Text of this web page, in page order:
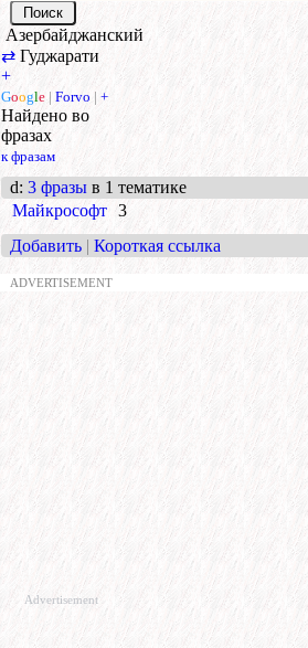
Азербайджанский
⇄ Гуджарати
+
Google | Forvo | +
Найдено во
фразах
к фразам
d: 3 фразы в 1 тематике
Майкрософт 3
Добавить | Короткая ссылка
ADVERTISEMENT
Advertisement